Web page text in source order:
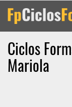
Ciclos
Mariola